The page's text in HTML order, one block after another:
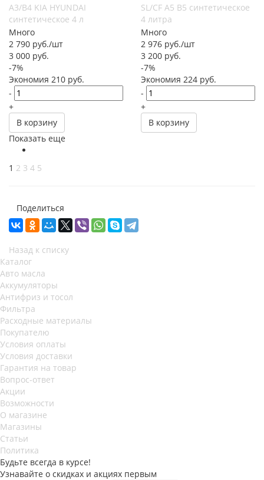
A3/B4 KIA HYUNDAI
синтетическое 4 л
Много
2 790 руб./шт
3 000 руб.
-7%
Экономия 210 руб.
-
+
В корзину
SL/CF А5 В5 синтетическое
4 литра
Много
2 976 руб./шт
3 200 руб.
-7%
Экономия 224 руб.
-
+
В корзину
Показать еще
1 2 3 4 5
Поделиться
Назад к списку
Каталог
Авто масла
Аккумуляторы
Антифриз и тосол
Фильтра
Расходные материалы
Покупателю
Условия оплаты
Условия доставки
Гарантия на товар
Вопрос-ответ
Акции
Возможности
О магазине
Магазины
Статьи
Политика
Будьте всегда в курсе!
Узнавайте о скидках и акциях первым